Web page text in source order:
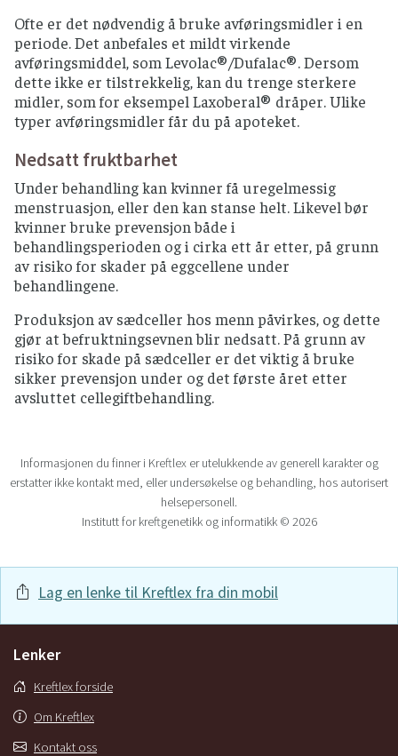
Ofte er det nødvendig å bruke avføringsmidler i en
periode. Det anbefales et mildt virkende
avføringsmiddel, som Levolac®/Dufalac®. Dersom
dette ikke er tilstrekkelig, kan du trenge sterkere
midler, som for eksempel Laxoberal® dråper. Ulike
typer avføringsmidler får du på apoteket.
Nedsatt fruktbarhet
Under behandling kan kvinner få uregelmessig
menstruasjon, eller den kan stanse helt. Likevel bør
kvinner bruke prevensjon både i
behandlingsperioden og i cirka ett år etter, på grunn
av risiko for skader på eggcellene under
behandlingene.
Produksjon av sædceller hos menn påvirkes, og dette
gjør at befruktningsevnen blir nedsatt. På grunn av
risiko for skade på sædceller er det viktig å bruke
sikker prevensjon under og det første året etter
avsluttet cellegiftbehandling.
Informasjonen du finner i Kreftlex er utelukkende av generell karakter og
erstatter ikke kontakt med, eller undersøkelse og behandling, hos autorisert
helsepersonell.
Institutt for kreftgenetikk og informatikk © 2026
Lag en lenke til Kreftlex fra din mobil
Lenker
Kreftlex forside
Om Kreftlex
Kontakt oss